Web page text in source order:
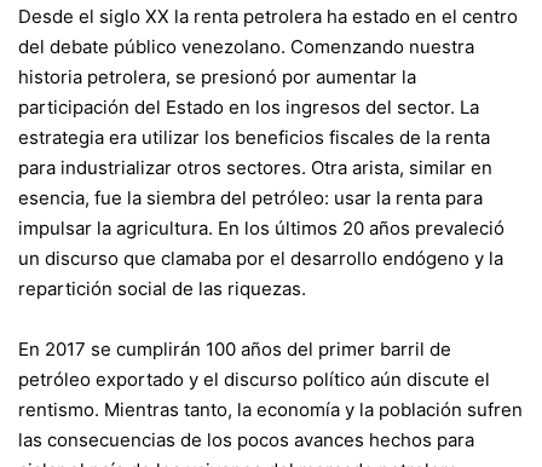
Desde el siglo XX la renta petrolera ha estado en el centro
del debate público venezolano. Comenzando nuestra
historia petrolera, se presionó por aumentar la
participación del Estado en los ingresos del sector. La
estrategia era utilizar los beneficios fiscales de la renta
para industrializar otros sectores. Otra arista, similar en
esencia, fue la siembra del petróleo: usar la renta para
impulsar la agricultura. En los últimos 20 años prevaleció
un discurso que clamaba por el desarrollo endógeno y la
repartición social de las riquezas.
En 2017 se cumplirán 100 años del primer barril de
petróleo exportado y el discurso político aún discute el
rentismo. Mientras tanto, la economía y la población sufren
las consecuencias de los pocos avances hechos para